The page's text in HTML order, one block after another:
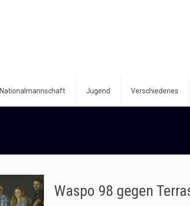
Nationalmannschaft Jugend Verschiedenes
Waspo 98 gegen